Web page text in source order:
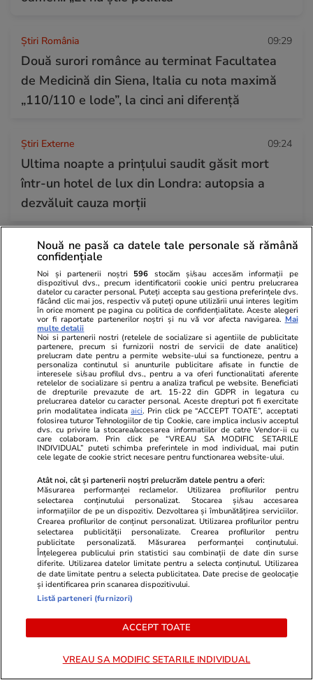
Știri România 09:29
Două surori românce au terminat Facultatea
de Medicină din Siena, Italia cu nota maximă
„110/110 e lode”, la cinci ani diferență
Știri Externe 09:24
Ultima noapte a prințului saudit găsit mort
într-un hotel de lux din Londra: autopsia a
dezvăluit cauza morții
Vacanțe și Cultură 09:17
Piața Airbnb din România a ajuns la 74.000 de
locuințe. Ce prevede noul regulament
european și ce riscă proprietarii nedeclarați
Citește mai multe
TRENDING
Știri România 07:15
29 iulie, Ziua Imnului Național al României. Cui
Auto 28 iul.
Amendă 2.000 de euro și suspendarea
permisului auto pe loc, timp de un an: cu ce
viteză este interzis să circuli pe autostrăzile din
Grecia
Horoscop 27 iul.
Luna plină din 29 iulie deschide un nou capitol.
Nouă ne pasă ca datele tale personale să rămână
confidențiale
Noi și partenerii noștri 596 stocăm și/sau accesăm informații pe
dispozitivul dvs., precum identificatorii cookie unici pentru prelucrarea
datelor cu caracter personal. Puteți accepta sau gestiona preferințele dvs.
făcând clic mai jos, respectiv vă puteți opune utilizării unui interes legitim
în orice moment pe pagina cu politica de confidențialitate. Aceste alegeri
vor fi raportate partenerilor noștri și nu vă vor afecta navigarea. Mai
multe detalii
Noi si partenerii nostri (retelele de socializare si agentiile de publicitate
partenere, precum si furnizorii nostri de servicii de date analitice)
prelucram date pentru a permite website-ului sa functioneze, pentru a
personaliza continutul si anunturile publicitare afisate in functie de
interesele si/sau profilul dvs., pentru a va oferi functionalitati aferente
retelelor de socializare si pentru a analiza traficul pe website. Beneficiati
de drepturile prevazute de art. 15-22 din GDPR in legatura cu
prelucrarea datelor cu caracter personal. Aceste drepturi pot fi exercitate
prin modalitatea indicataaici. Prin click pe “ACCEPT TOATE”, acceptati
folosirea tuturor Tehnologiilor de tip Cookie, care implica inclusiv acceptul
dvs. cu privire la stocarea/accesarea informatiilor de catre Vendor-ii cu
care colaboram. Prin click pe “VREAU SA MODIFIC SETARILE
INDIVIDUAL” puteti schimba preferintele in mod individual, mai putin
cele legate de cookie strict necesare pentru functionarea website-ului.
Atât noi, cât și partenerii noștri prelucrăm datele pentru a oferi:
Măsurarea performanței reclamelor. Utilizarea profilurilor pentru
selectarea conținutului personalizat. Stocarea și/sau accesarea
informațiilor de pe un dispozitiv. Dezvoltarea și îmbunătățirea serviciilor.
Crearea profilurilor de conținut personalizat. Utilizarea profilurilor pentru
selectarea publicității personalizate. Crearea profilurilor pentru
publicitate personalizată. Măsurarea performanței conținutului.
Înțelegerea publicului prin statistici sau combinații de date din surse
diferite. Utilizarea datelor limitate pentru a selecta conținutul. Utilizarea
de date limitate pentru a selecta publicitatea. Date precise de geolocație
și identificarea prin scanarea dispozitivului.
Listă parteneri (furnizori)
ACCEPT TOATE
VREAU SA MODIFIC SETARILE INDIVIDUAL